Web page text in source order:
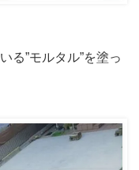
る”モルタル”を塗っ